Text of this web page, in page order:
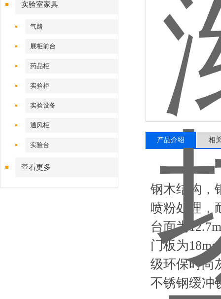
实验室家具
气路
展柜前台
药品柜
实验柜
实验设备
通风柜
实验台
查看更多
产品介绍 相
钢木结构，
喷粉处理，
台面为
门板为
级环保时尚
不锈钢缓冲